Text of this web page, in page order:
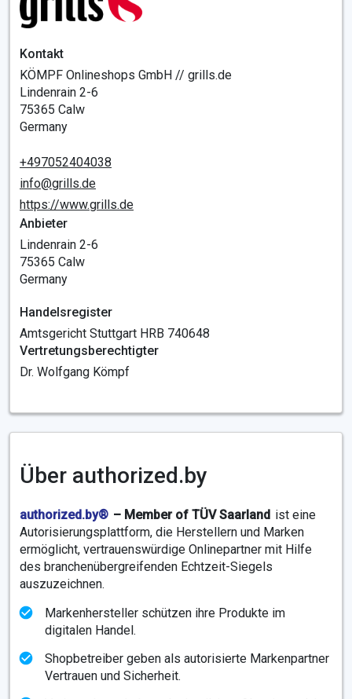
Kontakt
KÖMPF Onlineshops GmbH // grills.de
Lindenrain 2-6
75365 Calw
Germany
+497052404038
info@grills.de
https://www.grills.de
Anbieter
Lindenrain 2-6
75365 Calw
Germany
Handelsregister
Amtsgericht Stuttgart HRB 740648
Vertretungsberechtigter
Dr. Wolfgang Kömpf
Über authorized.by
authorized.by® – Member of TÜV Saarland ist eine
Autorisierungsplattform, die Herstellern und Marken
ermöglicht, vertrauenswürdige Onlinepartner mit Hilfe
des branchenübergreifenden Echtzeit-Siegels
auszuzeichnen.
Markenhersteller schützen ihre Produkte im
digitalen Handel.
Shopbetreiber geben als autorisierte Markenpartner
Vertrauen und Sicherheit.